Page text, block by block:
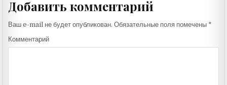
Добавить комментарий
Ваш e-mail не будет опубликован. Обязательные поля помечены *
Комментарий